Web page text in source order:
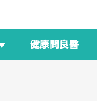
健康問良醫